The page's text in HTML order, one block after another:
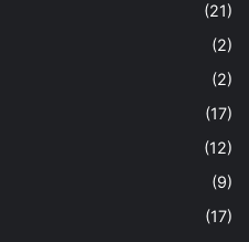
(21)
(2)
(2)
(17)
(12)
(9)
(17)